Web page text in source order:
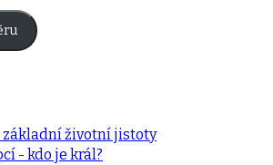
základní životní jistoty
- kdo je král?